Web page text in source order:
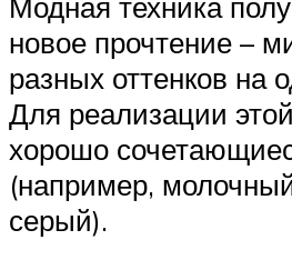
новое прочтение –
разных оттенков на
Для реализации
хорошо
(например,
серый).